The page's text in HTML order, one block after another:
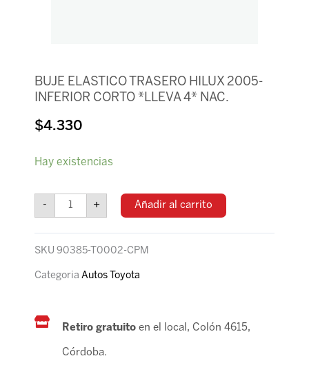
BUJE ELASTICO TRASERO HILUX 2005-
INFERIOR CORTO *LLEVA 4* NAC.
$4.330
Hay existencias
-
ELASTICO
HILUX
2005-
*LLEVA
4*
+ Añadir al carrito
SKU 90385-T0002-CPM
Categoria Autos Toyota
Retiro gratuito en el local, Colón 4615,
Córdoba.